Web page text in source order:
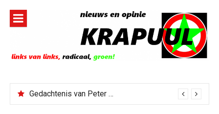
inhoud
Gedachtenis van Peter Faber